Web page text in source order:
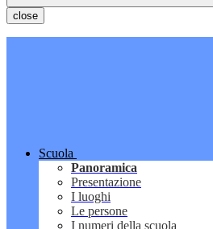
close
Scuola
Panoramica
Presentazione
I luoghi
Le persone
I numeri della scuola